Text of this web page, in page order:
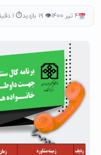
۴ تیر ۱۴۰۰ 👁 ۱۹ بازدید ⏱ ۱ دقیقه مطالعه